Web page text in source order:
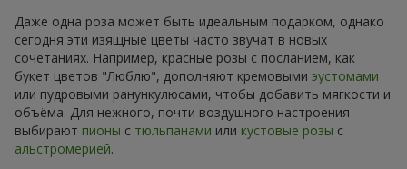
Даже одна роза может быть идеальным подарком, однако
сегодня эти изящные цветы часто звучат в новых
сочетаниях. Например, красные розы с посланием, как
букет цветов "Люблю", дополняют кремовыми эустомами
или пудровыми ранункулюсами, чтобы добавить мягкости и
объёма. Для нежного, почти воздушного настроения
выбирают пионы с тюльпанами или кустовые розы с
альстромерией.